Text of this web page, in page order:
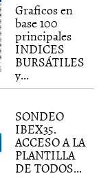
Graficos en
base 100
principales
INDICES
BURSÁTILES
y...
SONDEO
IBEX35.
ACCESO A LA
PLANTILLA
DE TODOS...